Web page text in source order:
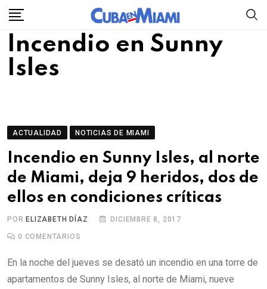
Skip
content
Incendio en Sunny
Isles
ACTUALIDAD NOTICIAS DE MIAMI
Incendio en Sunny Isles, al norte
de Miami, deja 9 heridos, dos de
ellos en condiciones críticas
POR ELIZABETH DÍAZ DICIEMBRE 8, 2017
0 COMENTARIOS
En la noche del jueves se desató un incendio en una torre de
apartamentos de Sunny Isles, al norte de Miami, nueve